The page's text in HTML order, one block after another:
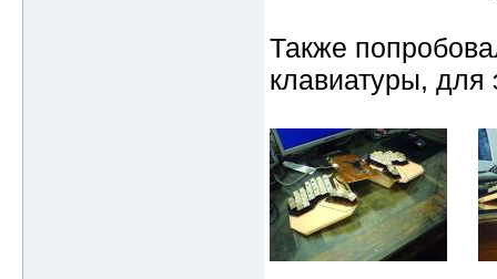
Также
клавиатуры, для